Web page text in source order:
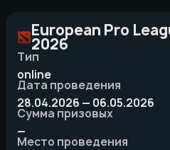
European Pro
2026
Тип
online
Дата проведения
28.04.2026 — 06.05.2026
Сумма призовых
—
Место проведения